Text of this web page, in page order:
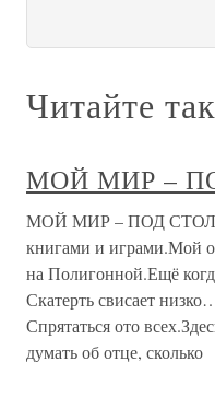
Читайте
МОЙ МИР –
МОЙ МИР – ПОД
книгами и играми.Мой
на Полигонной.Ещё
Скатерть свисает
Спрятаться ото
думать об отце, сколько